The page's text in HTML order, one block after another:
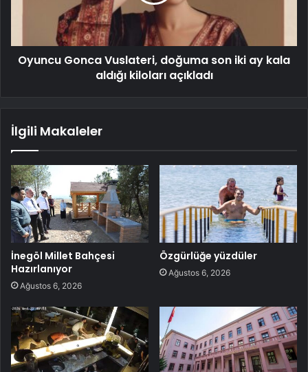
Oyuncu Gonca Vuslateri, doğuma son iki ay kala
aldığı kiloları açıkladı
İlgili Makaleler
İnegöl Millet Bahçesi
Hazırlanıyor
Ağustos 6, 2026
Özgürlüğe yüzdüler
Ağustos 6, 2026